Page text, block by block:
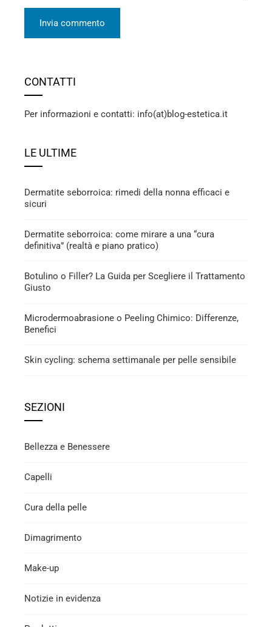
CONTATTI
Per informazioni e contatti: info(at)blog-estetica.it
LE ULTIME
Dermatite seborroica: rimedi della nonna efficaci e
sicuri
Dermatite seborroica: come mirare a una “cura
definitiva” (realtà e piano pratico)
Botulino o Filler? La Guida per Scegliere il Trattamento
Giusto
Microdermoabrasione o Peeling Chimico: Differenze,
Benefici
Skin cycling: schema settimanale per pelle sensibile
SEZIONI
Bellezza e Benessere
Capelli
Cura della pelle
Dimagrimento
Make-up
Notizie in evidenza